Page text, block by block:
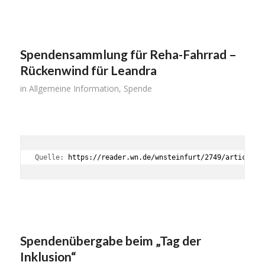
Spendensammlung für Reha-Fahrrad –
Rückenwind für Leandra
in Allgemeine Information, Spende
Quelle: https://reader.wn.de/wnsteinfurt/2749/article/
Spendenübergabe beim „Tag der
Inklusion“